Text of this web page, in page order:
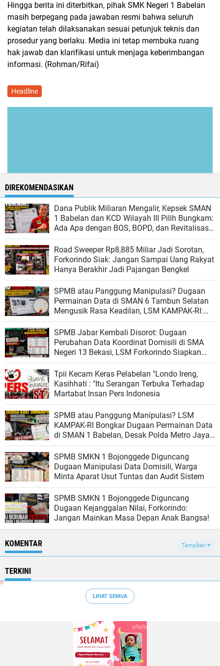
Hingga berita ini diterbitkan, pihak SMK Negeri 1 Babelan
masih berpegang pada jawaban resmi bahwa seluruh
kegiatan telah dilaksanakan sesuai petunjuk teknis dan
prosedur yang berlaku. Media ini tetap membuka ruang
hak jawab dan klarifikasi untuk menjaga keberimbangan
informasi. (Rohman/Rifai)
Headline
DIREKOMENDASIKAN
Dana Publik Miliaran Mengalir, Kepsek SMAN
1 Babelan dan KCD Wilayah III Pilih Bungkam:
Ada Apa dengan BOS, BOPD, dan Revitalisasi
Sekolah?
Road Sweeper Rp8,885 Miliar Jadi Sorotan,
Forkorindo Siak: Jangan Sampai Uang Rakyat
Hanya Berakhir Jadi Pajangan Bengkel
SPMB atau Panggung Manipulasi? Dugaan
Permainan Data di SMAN 6 Tambun Selatan
Mengusik Rasa Keadilan, LSM KAMPAK-RI:
"Kalau Sistem Bersih, Mengapa Datanya
Berubah?"
SPMB Jabar Kembali Disorot: Dugaan
Perubahan Data Koordinat Domisili di SMA
Negeri 13 Bekasi, LSM Forkorindo Siapkan
Laporan ke Polisi
Tpii Kecam Keras Pelabelan "Londo Ireng,
Kasihhati : "Itu Serangan Terbuka Terhadap
Martabat Insan Pers Indonesia
SPMB atau Panggung Manipulasi? LSM
KAMPAK-RI Bongkar Dugaan Permainan Data
di SMAN 1 Babelan, Desak Polda Metro Jaya
Turun Tangan
SPMB SMKN 1 Bojonggede Diguncang
Dugaan Manipulasi Data Domisili, Warga
Minta Aparat Usut Tuntas dan Audit Sistem
SPMB SMKN 1 Bojonggede Diguncang
Dugaan Kejanggalan Nilai, Forkorindo:
Jangan Mainkan Masa Depan Anak Bangsa!
KOMENTAR Tampilkan
TERKINI
LIHAT SEMUA